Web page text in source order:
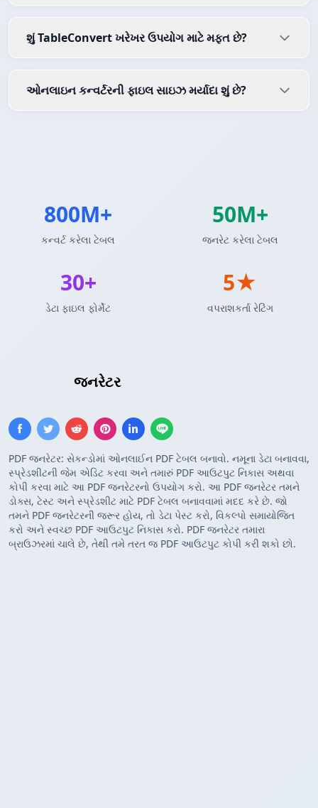
જનરેટર
PDF જનરેટર: સેકન્ડોમાં ઓનલાઈન PDF ટેબલ બનાવો. નમૂના ડેટા બનાવવા,
સ્પ્રેડશીટની જેમ એડિટ કરવા અને તમારું PDF આઉટપુટ નિકાસ અથવા
કોપી કરવા માટે આ PDF જનરેટરનો ઉપયોગ કરો. આ PDF જનરેટર તમને
ડોક્સ, ટેસ્ટ અને સ્પ્રેડશીટ માટે PDF ટેબલ બનાવવામાં મદદ કરે છે. જો
તમને PDF જનરેટરની જરૂર હોય, તો ડેટા પેસ્ટ કરો, વિકલ્પો સમાયોજિત
કરો અને સ્વચ્છ PDF આઉટપુટ નિકાસ કરો. PDF જનરેટર તમારા
બ્રાઉઝરમાં ચાલે છે, તેથી તમે તરત જ PDF આઉટપુટ કોપી કરી શકો છો.
શું TableConvert ખરેખર ઉપયોગ માટે મફત છે?
ઓનલાઇન કન્વર્ટરની ફાઇલ સાઇઝ મર્યાદા શું છે?
800M+
કન્વર્ટ કરેલા ટેબલ
50M+
જનરેટ કરેલા ટેબલ
30+
ડેટા ફાઇલ ફોર્મેટ
5★
વપરાશકર્તા રેટિંગ